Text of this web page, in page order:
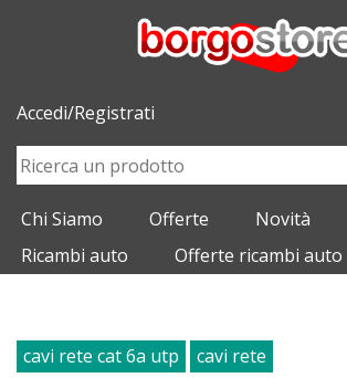
Accedi/Registrati
Chi Siamo Offerte Novità
Ricambi auto
Offerte ricambi auto
cavi rete cat 6a utp cavi rete